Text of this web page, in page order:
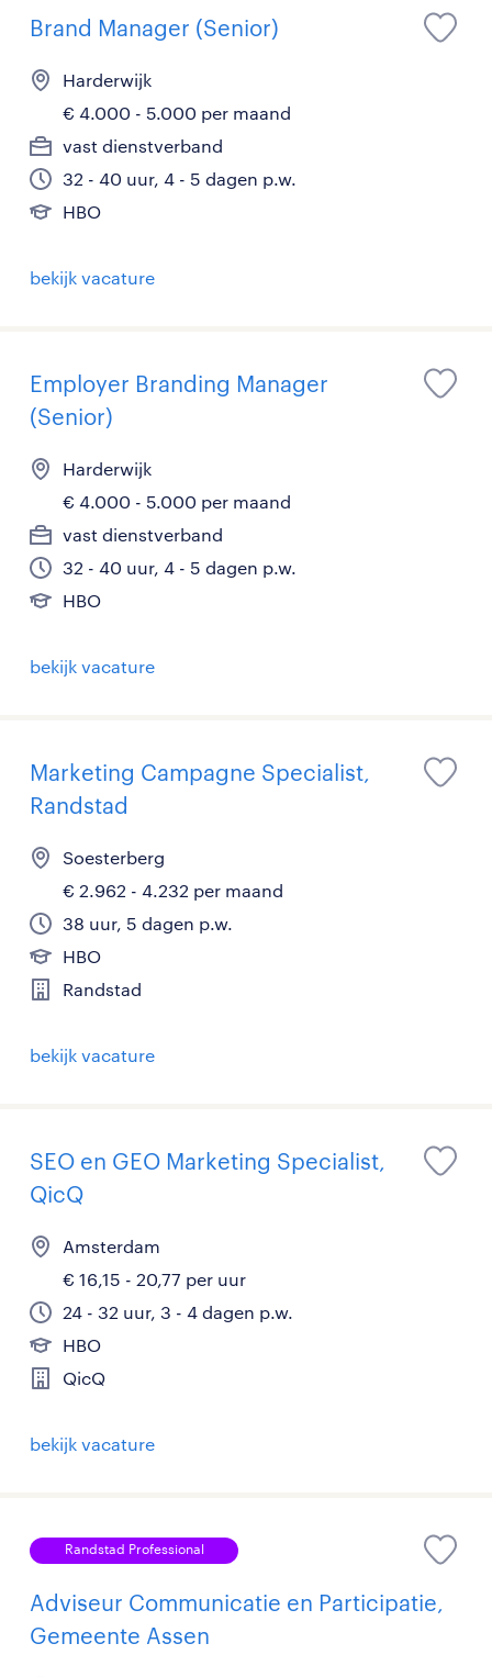
Brand Manager (Senior)
Harderwijk
€ 4.000 - 5.000 per maand
vast dienstverband
32 - 40 uur, 4 - 5 dagen p.w.
HBO
bekijk vacature
Employer Branding Manager
(Senior)
Harderwijk
€ 4.000 - 5.000 per maand
vast dienstverband
32 - 40 uur, 4 - 5 dagen p.w.
HBO
bekijk vacature
Marketing Campagne Specialist,
Randstad
Soesterberg
€ 2.962 - 4.232 per maand
38 uur, 5 dagen p.w.
HBO
Randstad
bekijk vacature
SEO en GEO Marketing Specialist,
QicQ
Amsterdam
€ 16,15 - 20,77 per uur
24 - 32 uur, 3 - 4 dagen p.w.
HBO
QicQ
bekijk vacature
Randstad Professional
Adviseur Communicatie en Participatie,
Gemeente Assen